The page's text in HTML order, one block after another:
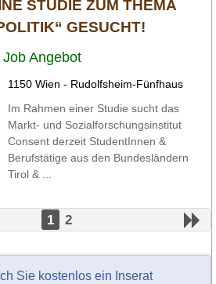
STUDIE ZUM THEMA
GESUCHT!
Job Angebot
1150 Wien - Rudolfsheim-Fünfhaus
Im Rahmen einer Studie sucht das
Markt- und Sozialforschungsinstitut
Consent derzeit StudentInnen &
Berufstätige aus den Bundesländern
Tirol & ...
1 2
Sie kostenlos ein Inserat